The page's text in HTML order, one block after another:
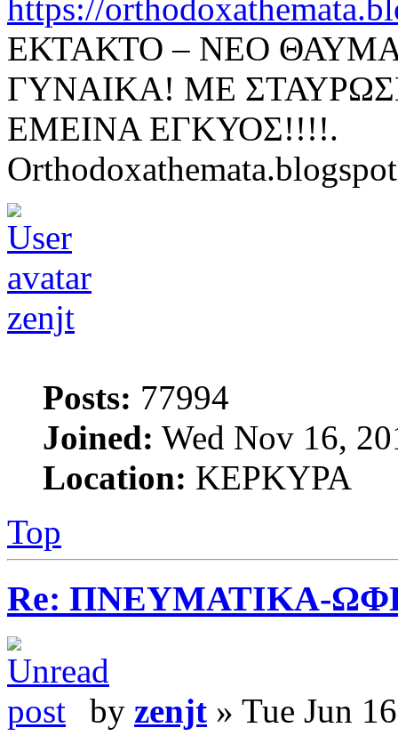
https://
ΕΚΤΑΚΤΟ – ΝΕΟ
ΓΥΝΑΙΚΑ! ΜΕ
ΕΜΕΙΝΑ ΕΓΚΥΟΣ!!!!.
zenjt
Posts: 77994
Joined: Wed Nov 16,
Location: ΚΕΡΚΥΡΑ
Top
Re: ΠΝΕΥΜΑΤΙΚΑ-
by zenjt » Tue Jun